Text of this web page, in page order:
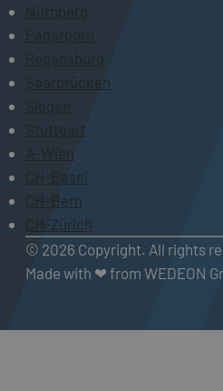
Nürnberg
Paderborn
Regensburg
Saarbrücken
Siegen
Stuttgart
A-Wien
CH-Basel
CH-Bern
CH-Zürich
© 2026 Copyright. All rights
Made with ❤ from WEDEON